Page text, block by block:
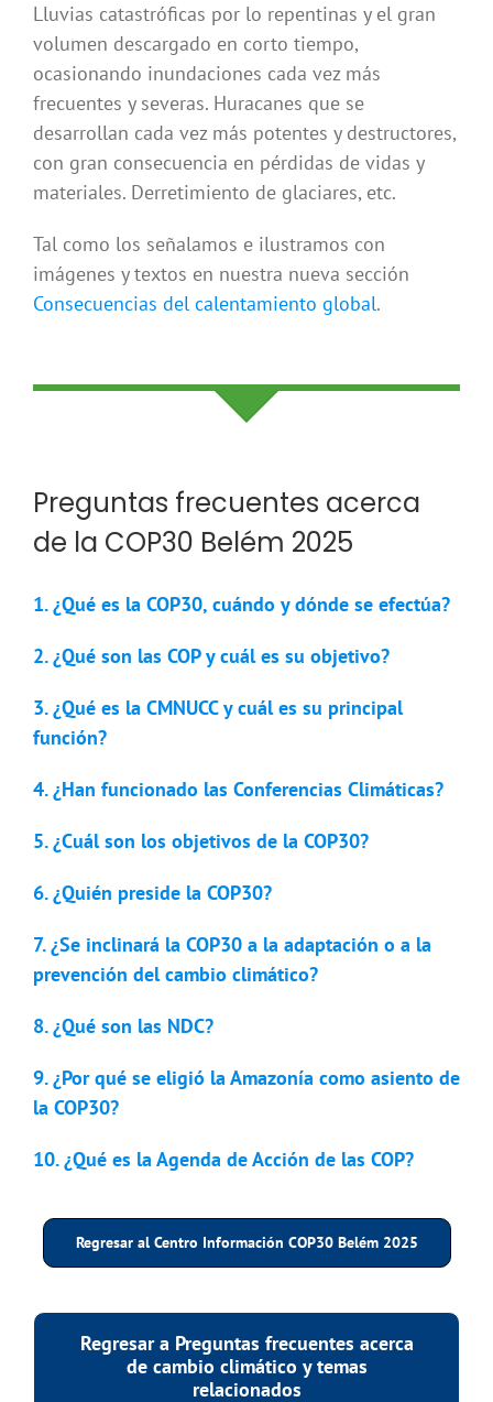
Lluvias catastróficas por lo repentinas y el gran
volumen descargado en corto tiempo,
ocasionando inundaciones cada vez más
frecuentes y severas. Huracanes que se
desarrollan cada vez más potentes y destructores,
con gran consecuencia en pérdidas de vidas y
materiales. Derretimiento de glaciares, etc.
Tal como los señalamos e ilustramos con
imágenes y textos en nuestra nueva sección
Consecuencias del calentamiento global.
Preguntas frecuentes acerca
de la COP30 Belém 2025
1. ¿Qué es la COP30, cuándo y dónde se efectúa?
2. ¿Qué son las COP y cuál es su objetivo?
3. ¿Qué es la CMNUCC y cuál es su principal
función?
4. ¿Han funcionado las Conferencias Climáticas?
5. ¿Cuál son los objetivos de la COP30?
6. ¿Quién preside la COP30?
7. ¿Se inclinará la COP30 a la adaptación o a la
prevención del cambio climático?
8. ¿Qué son las NDC?
9. ¿Por qué se eligió la Amazonía como asiento de
la COP30?
10. ¿Qué es la Agenda de Acción de las COP?
Regresar al Centro Información COP30 Belém 2025
Regresar a Preguntas frecuentes acerca
de cambio climático y temas
relacionados